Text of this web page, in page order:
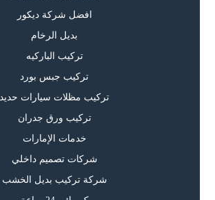
افضل شركة ديكور
بديل الرخام
تركيب الباركيه
تركيب جبس بورد
تركيب مظلات سيارات حديد
تركيب ورق جدران
خدمات الإمارات
شركات تصميم داخلي
شركة تركيب بديل الخشب